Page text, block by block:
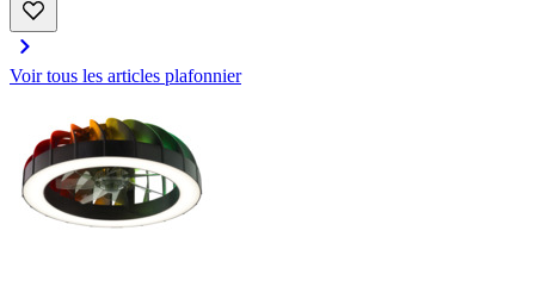
Voir tous les articles plafonnier